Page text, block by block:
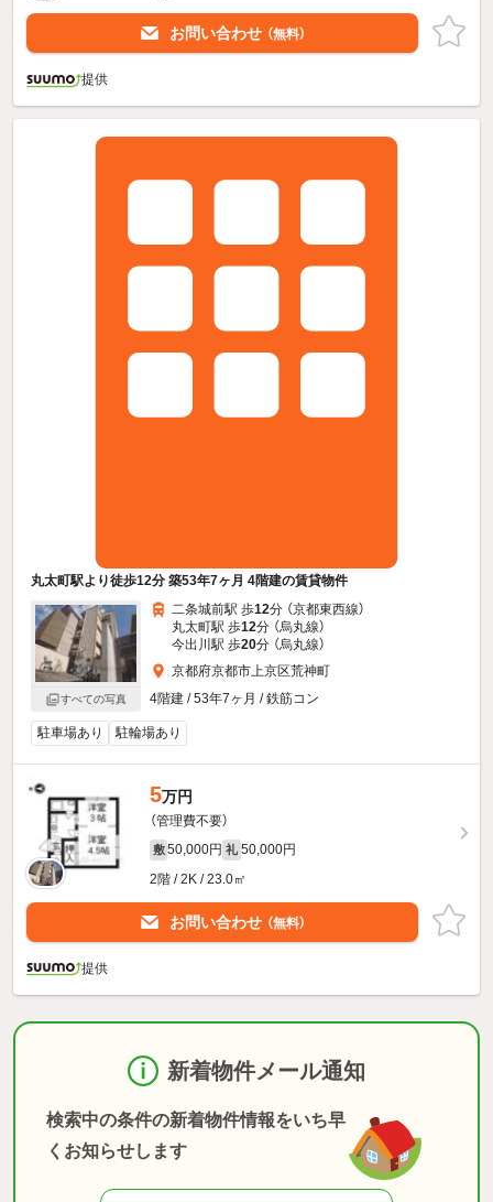
お問い合わせ （無料）
提供
丸太町駅より徒歩12分 築53年7ヶ月 4階建の賃貸物件
すべての写真
二条城前駅 歩12分 （京都東西線）
丸太町駅 歩12分 （烏丸線）
今出川駅 歩20分 （烏丸線）
京都府京都市上京区荒神町
4階建 / 53年7ヶ月 / 鉄筋コン
駐車場あり 駐輪場あり
5万円
（管理費不要）
敷 50,000円 礼 50,000円
2階 / 2K / 23.0㎡
お問い合わせ （無料）
提供
新着物件メール通知
検索中の条件の新着物件情報をいち早
くお知らせします